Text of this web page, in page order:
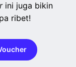
ini juga bikin
ribet!